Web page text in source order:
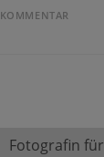
Fotografin für